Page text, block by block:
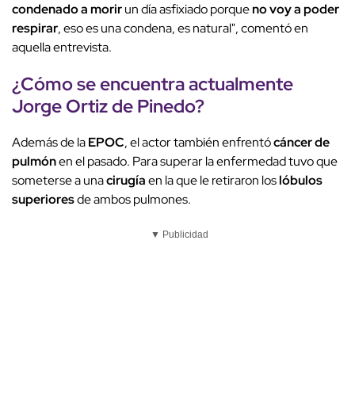
condenado a morirun día asfixiado porqueno voy a poder
respirar, eso es una condena, es natural", comentó en
aquella entrevista.
¿Cómo se encuentra actualmente
Jorge Ortiz de Pinedo?
Además de laEPOC, el actor también enfrentócáncer de
pulmónen el pasado. Para superar la enfermedad tuvo que
someterse a unacirugíaen la que le retiraron loslóbulos
superioresde ambos pulmones.
▼ Publicidad